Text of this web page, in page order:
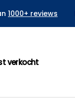
1000+ reviews
verkocht